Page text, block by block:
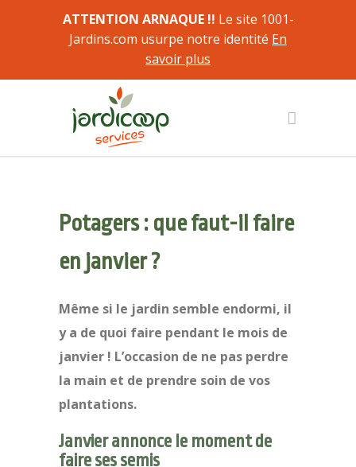
ATTENTION ARNAQUE !! Le site 1001-
Jardins.com usurpe notre identité En
savoir plus
Potagers : que faut-il faire
en janvier ?
Même si le jardin semble endormi, il
y a de quoi faire pendant le mois de
janvier ! L’occasion de ne pas perdre
la main et de prendre soin de vos
plantations.
Janvier annonce le moment de
faire ses semis